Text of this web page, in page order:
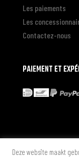
Les paiements
Les
Contactez-nous
PAIEMENT ET
* Alle
Deze website maakt